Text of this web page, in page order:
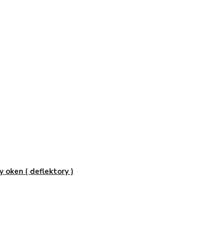
oken ( deflektory )